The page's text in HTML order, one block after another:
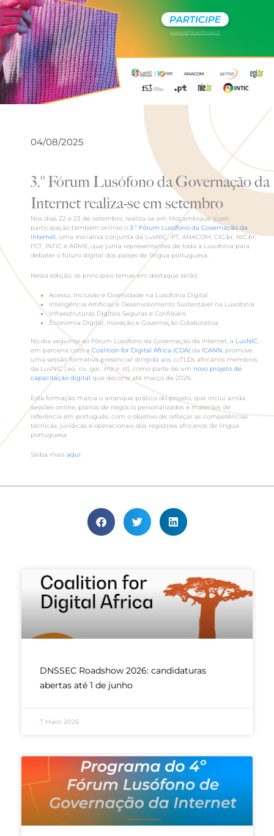
04/08/2025
3.º Fórum Lusófono da Governação da
Internet realiza-se em setembro
Nos dias 22 e 23 de setembro, realiza-se em Moçambique (com
participação também online) o 3.º Fórum Lusófono da Governação da
Internet, uma iniciativa conjunta da LusNIC, .PT, ANACOM, CIG.br, NIC.br,
FCT, INTIC e ARME, que junta representantes de toda a Lusofonia para
debater o futuro digital dos países de língua portuguesa.
Nesta edição, os principais temas em destaque serão:
Acesso, Inclusão e Diversidade na Lusofonia Digital
Inteligência Artificial e Desenvolvimento Sustentável na Lusofonia
Infraestruturas Digitais Seguras e Confiáveis
Economia Digital, Inovação e Governação Colaborativa
No dia seguinte ao Fórum Lusófono da Governação da Internet, a LusNIC,
em parceria com a Coalition for Digital Africa (CDA) da ICANN, promove
uma sessão formativa presencial dirigida aos ccTLDs africanos membros
da LusNIC (.ao, .cv, .gw, .mz e .st), como parte de um novo projeto de
capacitação digital que decorre até março de 2026.
Esta formação marca o arranque prático do projeto, que inclui ainda
sessões online, planos de negócio personalizados e materiais de
referência em português, com o objetivo de reforçar as competências
técnicas, jurídicas e operacionais dos registries africanos de língua
portuguesa.
Saiba mais aqui
DNSSEC Roadshow 2026: candidaturas
abertas até 1 de junho
7 Maio, 2026